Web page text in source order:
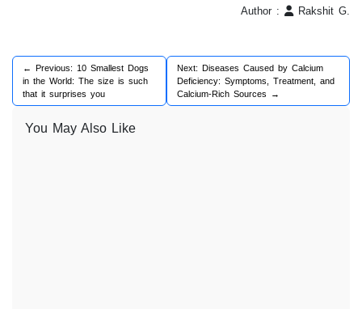
Author : Rakshit G.
← Previous: 10 Smallest Dogs
in the World: The size is such
that it surprises you
Next: Diseases Caused by Calcium
Deficiency: Symptoms, Treatment, and
Calcium-Rich Sources →
You May Also Like